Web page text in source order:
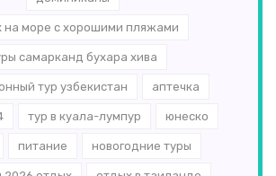
на море с хорошими пляжами
самарканд бухара хива
тур узбекистан аптечка
тур в куала-лумпур юнеско
питание новогодние туры